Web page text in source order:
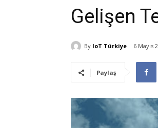
Gelişen
By IoT Türkiye 6 Mayıs
Paylaş